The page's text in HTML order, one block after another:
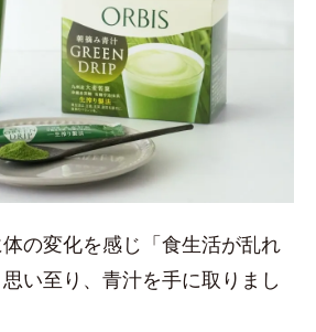
の変化を感じ「食生活が乱れ
い至り、青汁を手に取りまし